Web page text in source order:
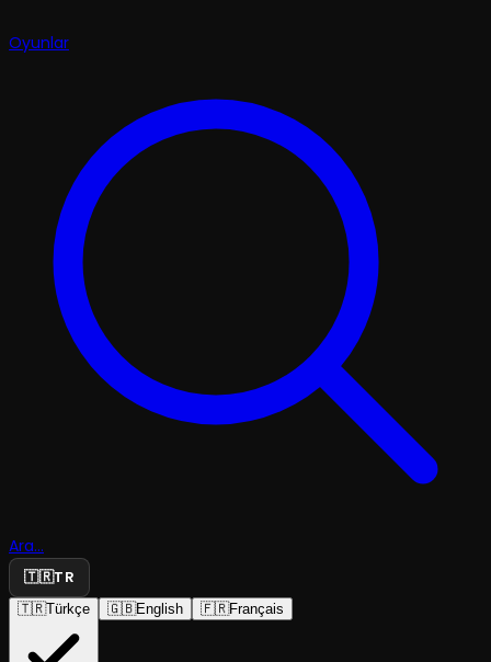
Oyunlar
Ara...
🇹🇷TR
🇹🇷Türkçe 🇬🇧English 🇫🇷Français